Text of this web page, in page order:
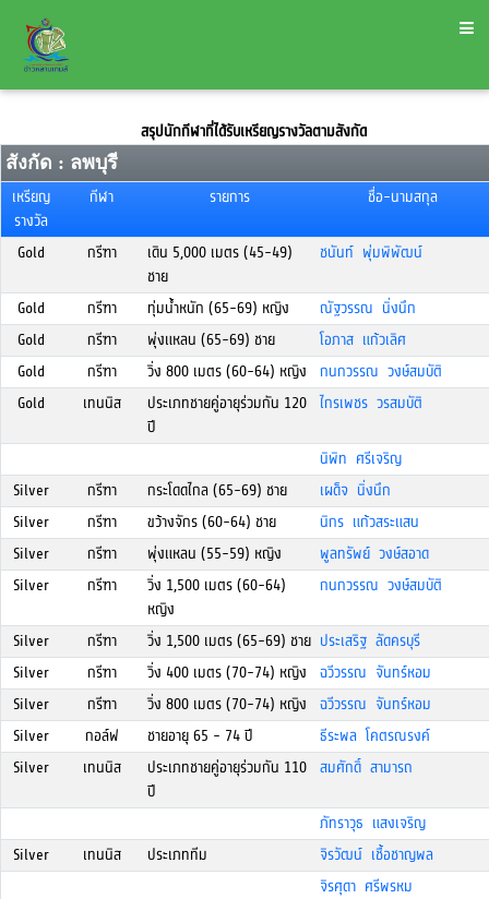
สรุปนักกีฬาที่ได้รับเหรียญรางวัลตามสังกัด
สังกัด : ลพบุรี
เหรียญ
รางวัล
กีฬา รายการ ชื่อ-นามสกุล
Gold กรีฑา
เดิน 5,000 เมตร (45-49)
ชาย
ชนันท์ พุ่มพิพัฒน์
Gold กรีฑา ทุ่มน้ำหนัก (65-69) หญิง
ณัฐวรรณ นิ่งนึก
Gold
กรีฑา พุ่งแหลน (65-69) ชาย
โอภาส แก้วเลิศ
Gold
กรีฑา วิ่ง 800 เมตร (60-64) หญิง
กนกวรรณ วงษ์สมบัติ
Gold
เทนนิส
ประเภทชายคู่อายุร่วมกัน 120
ปี
ไกรเพชร วรสมบัติ
นิพิท ศรีเจริญ
Silver
กรีฑา กระโดดไกล (65-69) ชาย
เผด็จ นิ่งนึก
Silver
กรีฑา ขว้างจักร (60-64) ชาย
นิกร แก้วสระแสน
Silver
กรีฑา พุ่งแหลน (55-59) หญิง
พูลทรัพย์ วงษ์สอาด
Silver
กรีฑา
วิ่ง 1,500 เมตร (60-64)
หญิง
กนกวรรณ วงษ์สมบัติ
Silver กรีฑา วิ่ง 1,500 เมตร (65-69) ชาย ประเสริฐ ลัดครบุรี
Silver
กรีฑา วิ่ง 400 เมตร (70-74) หญิง
ฉวีวรรณ จันทร์หอม
Silver
กรีฑา วิ่ง 800 เมตร (70-74) หญิง
ฉวีวรรณ จันทร์หอม
Silver
กอล์ฟ ชายอายุ 65 - 74 ปี
ธีระพล โคตรณรงค์
Silver
เทนนิส
ประเภทชายคู่อายุร่วมกัน 110
ปี
สมศักดิ์ สามารถ
ภัทราวุธ แสงเจริญ
Silver
เทนนิส ประเภททีม
จิรวัฒน์ เชื้อชาญพล
จิรศุดา ศรีพรหม